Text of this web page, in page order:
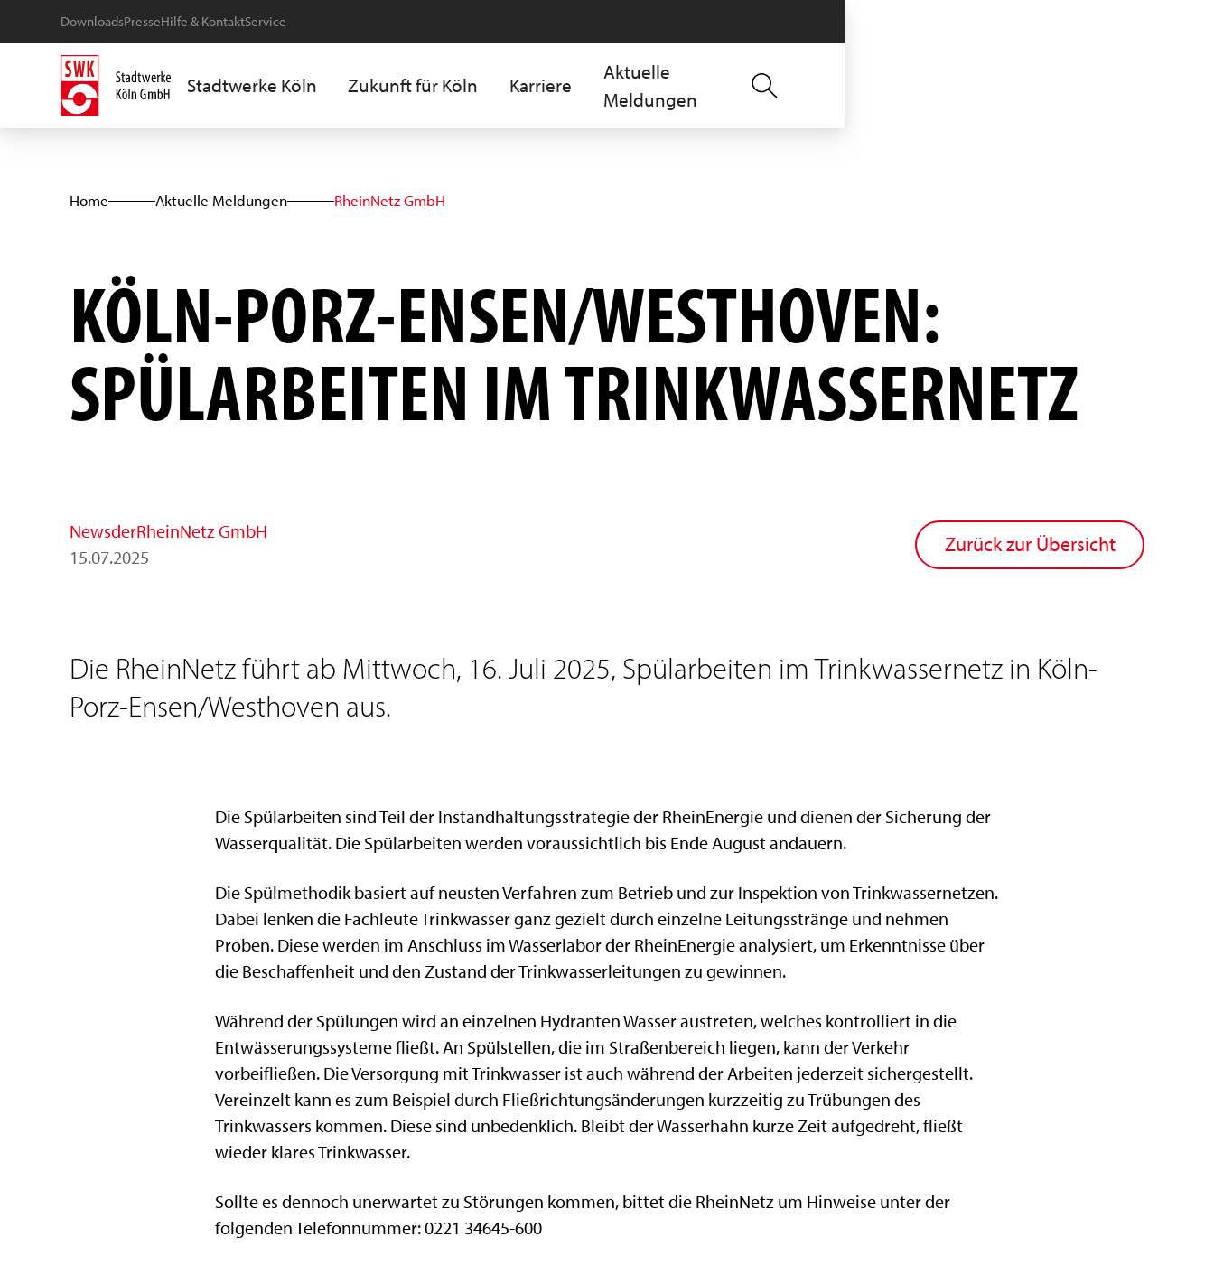
DownloadsPresseHilfe & KontaktService
Stadtwerke Köln Zukunft für Köln Karriere
Aktuelle
Meldungen
Home Aktuelle Meldungen RheinNetz GmbH
KÖLN-PORZ-ENSEN/WESTHOVEN:
SPÜLARBEITEN IM TRINKWASSERNETZ
NewsderRheinNetz GmbH
15.07.2025
Zurück zur Übersicht
Die RheinNetz führt ab Mittwoch, 16. Juli 2025, Spülarbeiten im Trinkwassernetz in Köln-
Porz-Ensen/Westhoven aus.
Die Spülarbeiten sind Teil der Instandhaltungsstrategie der RheinEnergie und dienen der Sicherung der
Wasserqualität. Die Spülarbeiten werden voraussichtlich bis Ende August andauern.
Die Spülmethodik basiert auf neusten Verfahren zum Betrieb und zur Inspektion von Trinkwassernetzen.
Dabei lenken die Fachleute Trinkwasser ganz gezielt durch einzelne Leitungsstränge und nehmen
Proben. Diese werden im Anschluss im Wasserlabor der RheinEnergie analysiert, um Erkenntnisse über
die Beschaffenheit und den Zustand der Trinkwasserleitungen zu gewinnen.
Während der Spülungen wird an einzelnen Hydranten Wasser austreten, welches kontrolliert in die
Entwässerungssysteme fließt. An Spülstellen, die im Straßenbereich liegen, kann der Verkehr
vorbeifließen. Die Versorgung mit Trinkwasser ist auch während der Arbeiten jederzeit sichergestellt.
Vereinzelt kann es zum Beispiel durch Fließrichtungsänderungen kurzzeitig zu Trübungen des
Trinkwassers kommen. Diese sind unbedenklich. Bleibt der Wasserhahn kurze Zeit aufgedreht, fließt
wieder klares Trinkwasser.
Sollte es dennoch unerwartet zu Störungen kommen, bittet die RheinNetz um Hinweise unter der
folgenden Telefonnummer: 0221 34645-600